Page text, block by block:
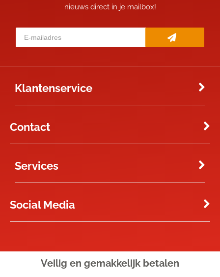
nieuws direct in je mailbox!
Klantenservice
Contact
Services
Social Media
Veilig en gemakkelijk betalen